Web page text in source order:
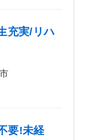
充実/リハ
要!未経